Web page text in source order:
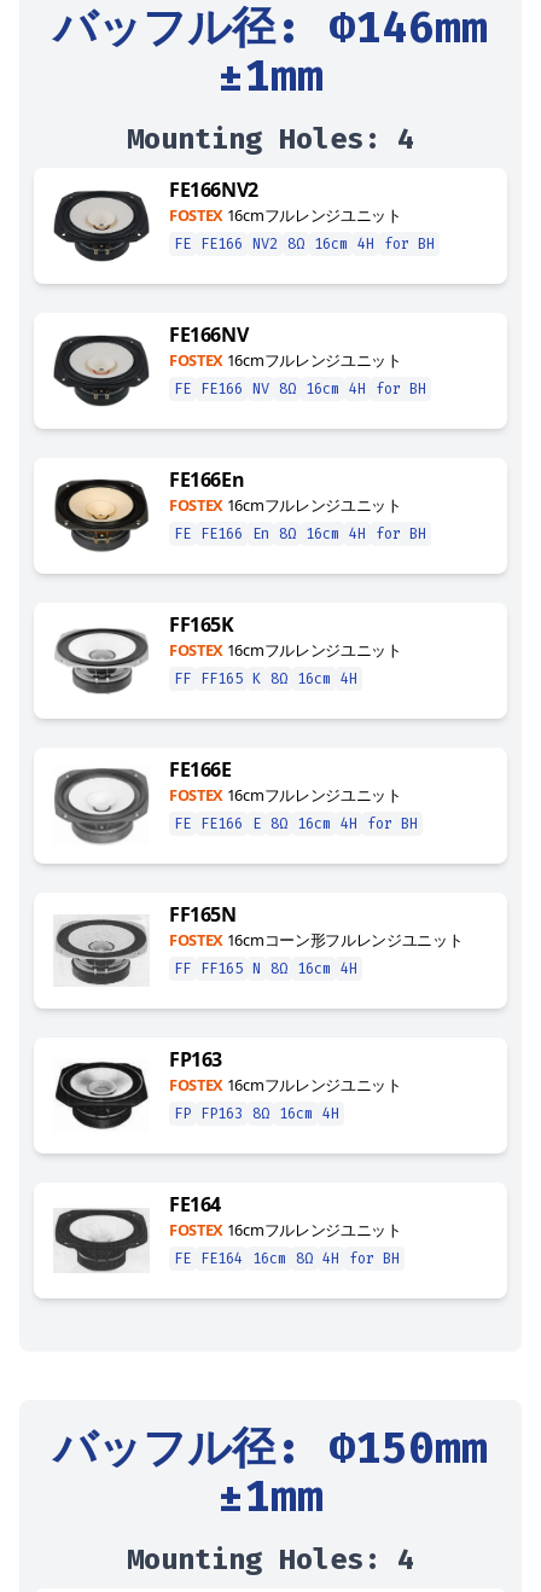
バッフル径: Φ146mm
±1mm
Mounting Holes: 4
FE166NV2
FOSTEX 16cmフルレンジユニット
FE FE166 NV2 8Ω 16cm 4H for BH
FE166NV
FOSTEX 16cmフルレンジユニット
FE FE166 NV 8Ω 16cm 4H for BH
FE166En
FOSTEX 16cmフルレンジユニット
FE FE166 En 8Ω 16cm 4H for BH
FF165K
FOSTEX 16cmフルレンジユニット
FF FF165 K 8Ω 16cm 4H
FE166E
FOSTEX 16cmフルレンジユニット
FE FE166 E 8Ω 16cm 4H for BH
FF165N
FOSTEX 16cmコーン形フルレンジユニット
FF FF165 N 8Ω 16cm 4H
FP163
FOSTEX 16cmフルレンジユニット
FP FP163 8Ω 16cm 4H
FE164
FOSTEX 16cmフルレンジユニット
FE FE164 16cm 8Ω 4H for BH
バッフル径: Φ150mm
±1mm
Mounting Holes: 4